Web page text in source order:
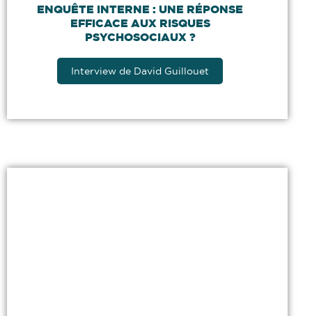
ENQUÊTE INTERNE : UNE RÉPONSE
EFFICACE AUX RISQUES
PSYCHOSOCIAUX ?
Interview de David Guillouet